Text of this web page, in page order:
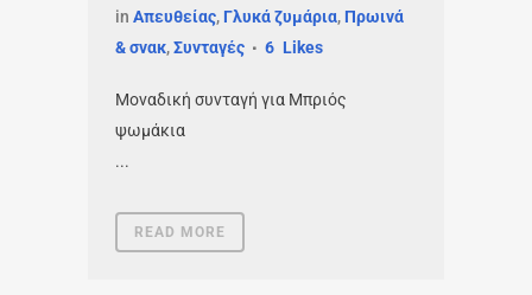
in Απευθείας, Γλυκά ζυμάρια, Πρωινά
& σνακ,Συνταγές 6 Likes
Μοναδική συνταγή για Μπριός
ψωμάκια
...
READ MORE